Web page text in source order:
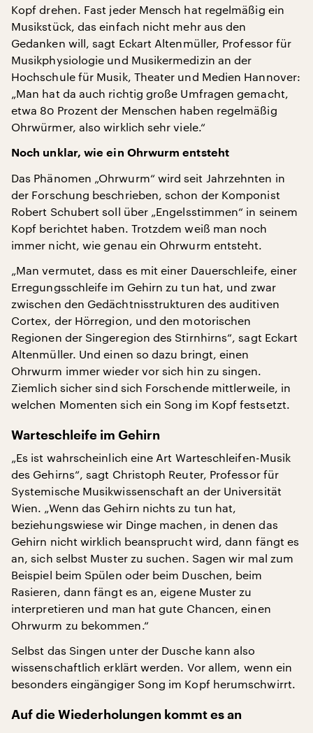
Kopf drehen. Fast jeder Mensch hat regelmäßig ein
Musikstück, das einfach nicht mehr aus den
Gedanken will, sagt Eckart Altenmüller, Professor für
Musikphysiologie und Musikermedizin an der
Hochschule für Musik, Theater und Medien Hannover:
„Man hat da auch richtig große Umfragen gemacht,
etwa 80 Prozent der Menschen haben regelmäßig
Ohrwürmer, also wirklich sehr viele.“
Noch unklar, wie ein Ohrwurm entsteht
Das Phänomen „Ohrwurm“ wird seit Jahrzehnten in
der Forschung beschrieben, schon der Komponist
Robert Schubert soll über „Engelsstimmen“ in seinem
Kopf berichtet haben. Trotzdem weiß man noch
immer nicht, wie genau ein Ohrwurm entsteht.
„Man vermutet, dass es mit einer Dauerschleife, einer
Erregungsschleife im Gehirn zu tun hat, und zwar
zwischen den Gedächtnisstrukturen des auditiven
Cortex, der Hörregion, und den motorischen
Regionen der Singeregion des Stirnhirns“, sagt Eckart
Altenmüller. Und einen so dazu bringt, einen
Ohrwurm immer wieder vor sich hin zu singen.
Ziemlich sicher sind sich Forschende mittlerweile, in
welchen Momenten sich ein Song im Kopf festsetzt.
Warteschleife im Gehirn
„Es ist wahrscheinlich eine Art Warteschleifen-Musik
des Gehirns“, sagt Christoph Reuter, Professor für
Systemische Musikwissenschaft an der Universität
Wien. „Wenn das Gehirn nichts zu tun hat,
beziehungswiese wir Dinge machen, in denen das
Gehirn nicht wirklich beansprucht wird, dann fängt es
an, sich selbst Muster zu suchen. Sagen wir mal zum
Beispiel beim Spülen oder beim Duschen, beim
Rasieren, dann fängt es an, eigene Muster zu
interpretieren und man hat gute Chancen, einen
Ohrwurm zu bekommen.“
Selbst das Singen unter der Dusche kann also
wissenschaftlich erklärt werden. Vor allem, wenn ein
besonders eingängiger Song im Kopf herumschwirrt.
Auf die Wiederholungen kommt es an